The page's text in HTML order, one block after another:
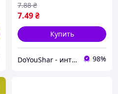
7.49₴
7.88 ₴
Купить
DoYouShar - интернет-магазин товаров для праздника 98%